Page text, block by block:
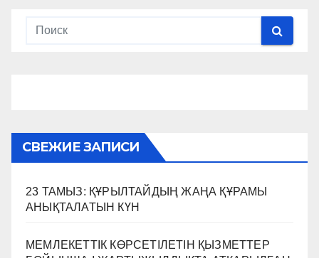
СВЕЖИЕ ЗАПИСИ
23 ТАМЫЗ: ҚҰРЫЛТАЙДЫҢ ЖАҢА ҚҰРАМЫ
АНЫҚТАЛАТЫН КҮН
МЕМЛЕКЕТТІК КӨРСЕТІЛЕТІН ҚЫЗМЕТТЕР